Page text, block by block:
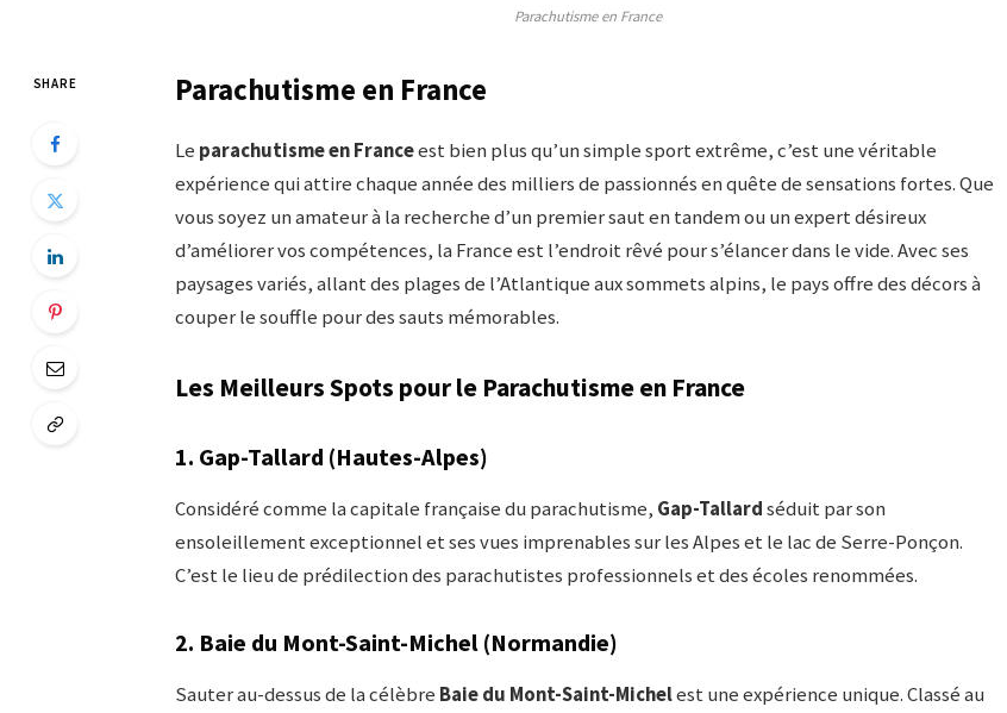
Parachutisme en France
SHARE Parachutisme en France
Le parachutisme en Franceest bien plus qu’un simple sport extrême, c’est une véritable
expérience qui attire chaque année des milliers de passionnés en quête de sensations fortes. Que
vous soyez un amateur à la recherche d’un premier saut en tandem ou un expert désireux
d’améliorer vos compétences, la France est l’endroit rêvé pour s’élancer dans le vide. Avec ses
paysages variés, allant des plages de l’Atlantique aux sommets alpins, le pays offre des décors à
couper le souffle pour des sauts mémorables.
Les Meilleurs Spots pour le Parachutisme en France
1. Gap-Tallard (Hautes-Alpes)
Considéré comme la capitale française du parachutisme, Gap-Tallardséduit par son
ensoleillement exceptionnel et ses vues imprenables sur les Alpes et le lac de Serre-Ponçon.
C’est le lieu de prédilection des parachutistes professionnels et des écoles renommées.
2. Baie du Mont-Saint-Michel (Normandie)
Sauter au-dessus de la célèbre Baie du Mont-Saint-Michelest une expérience unique. Classé au